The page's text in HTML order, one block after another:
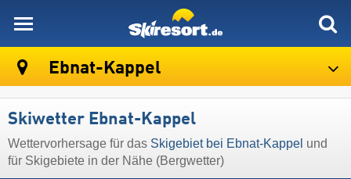
Ebnat-Kappel
Skiwetter Ebnat-Kappel
Wettervorhersage für das Skigebiet bei Ebnat-Kappel und
für Skigebiete in der Nähe (Bergwetter)